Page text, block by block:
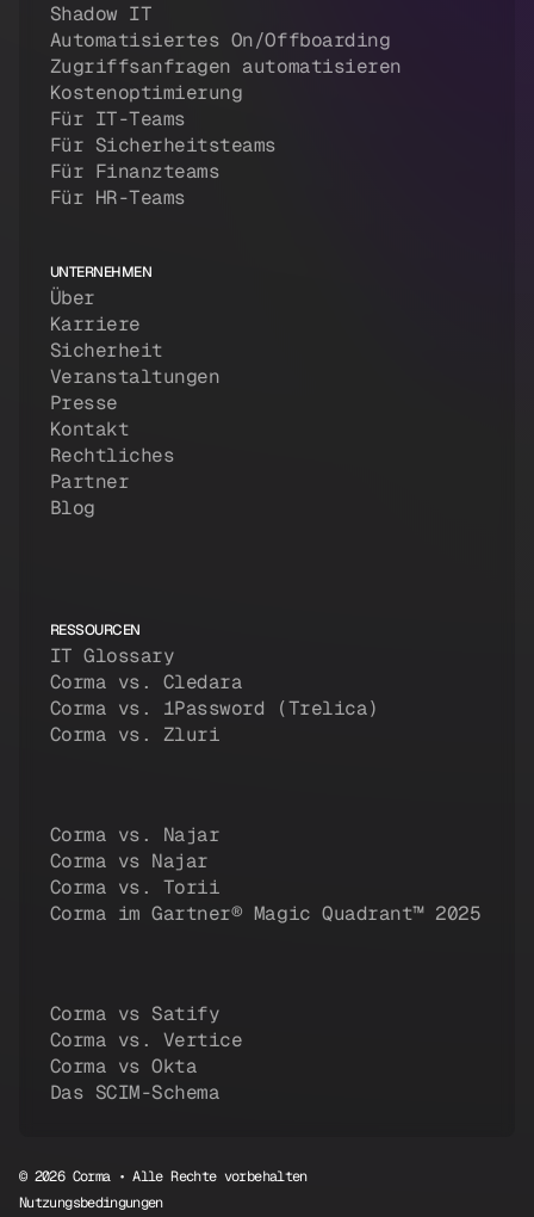
Shadow IT
Automatisiertes On/Offboarding
Zugriffsanfragen automatisieren
Kostenoptimierung
Für IT-Teams
Für Sicherheitsteams
Für Finanzteams
Für HR-Teams
UNTERNEHMEN
Über
Karriere
Sicherheit
Veranstaltungen
Presse
Kontakt
Rechtliches
Partner
Blog
RESSOURCEN
IT Glossary
Corma vs. Cledara
Corma vs. 1Password (Trelica)
Corma vs. Zluri
Corma vs. Najar
Corma vs Najar
Corma vs. Torii
Corma im Gartner® Magic Quadrant™ 2025
Corma vs Satify
Corma vs. Vertice
Corma vs Okta
Das SCIM-Schema
© 2026 Corma • Alle Rechte vorbehalten
Nutzungsbedingungen